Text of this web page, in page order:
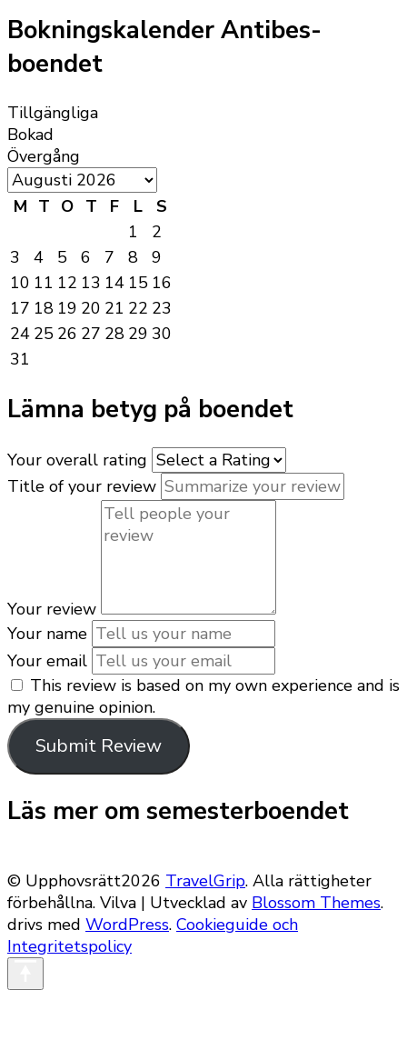
Bokningskalender Antibes-
boendet
Tillgängliga
Bokad
Övergång
M T O T F L
S
1
2
3
4 5 6 7 8
9
10 11 12 13 14 15 16
17 18 19 20 21 22 23
24 25 26 27 28 29 30
31
Lämna betyg på boendet
Your overall rating
Title of your review
Your review
Your name
Your email
This review is based on my own experience and is
my genuine opinion.
Submit Review
Läs mer om semesterboendet
© Upphovsrätt2026 TravelGrip. Alla rättigheter
förbehållna. Vilva | Utvecklad av Blossom Themes.
drivs med WordPress. Cookieguide och
Integritetspolicy